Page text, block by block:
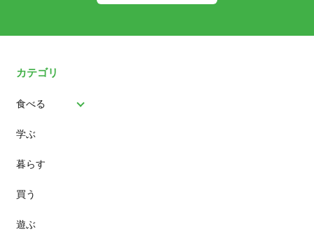
カテゴリ
食べる
パン
スイーツ
ランチ
カフェ
学ぶ
暮らす
買う
遊ぶ